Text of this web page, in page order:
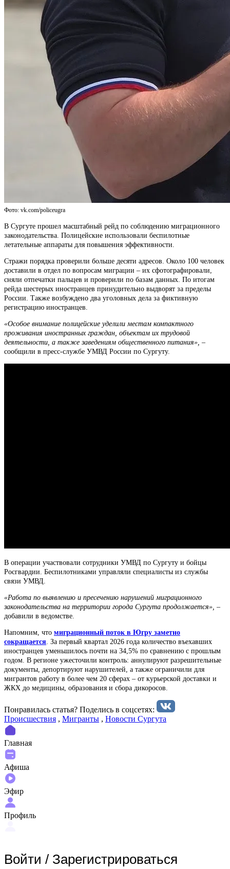
Фото: vk.com/policeugra
В Сургуте прошел масштабный рейд по соблюдению миграционного
законодательства. Полицейские использовали беспилотные
летательные аппараты для повышения эффективности.
Стражи порядка проверили больше десяти адресов. Около 100 человек
доставили в отдел по вопросам миграции – их сфотографировали,
сняли отпечатки пальцев и проверили по базам данных. По итогам
рейда шестерых иностранцев принудительно выдворят за пределы
России. Также возбуждено два уголовных дела за фиктивную
регистрацию иностранцев.
«Особое внимание полицейские уделили местам компактного
проживания иностранных граждан, объектам их трудовой
деятельности, а также заведениям общественного питания», –
сообщили в пресс-службе УМВД России по Сургуту.
В операции участвовали сотрудники УМВД по Сургуту и бойцы
Росгвардии. Беспилотниками управляли специалисты из службы
связи УМВД.
«Работа по выявлению и пресечению нарушений миграционного
законодательства на территории города Сургута продолжается», –
добавили в ведомстве.
Напомним, что миграционный поток в Югру заметно
сокращается . За первый квартал 2026 года количество въехавших
иностранцев уменьшилось почти на 34,5% по сравнению с прошлым
годом. В регионе ужесточили контроль: аннулируют разрешительные
документы, депортируют нарушителей, а также ограничили для
мигрантов работу в более чем 20 сферах – от курьерской доставки и
ЖКХ до медицины, образования и сбора дикоросов.
Понравилась статья? Поделиcь в соцсетях:
Происшествия , Мигранты , Новости Сургута
Главная
Афиша
Эфир
Профиль
Войти / Зарегистрироваться